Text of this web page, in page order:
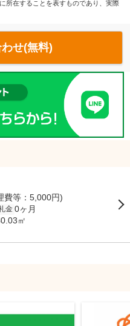
所在することを表すものであり、実際
せ(無料)
費等：5,000円)
金 0ヶ月
㎡